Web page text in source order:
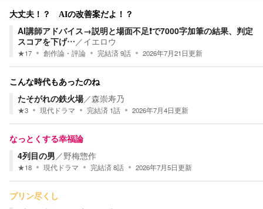
大丈夫！？ AIの改善案だよ！？
AI講師アドバイス→説明と場面不足❗️で7000字加筆の結果、判定
スコアを下げ… ／イエロウ
★17 創作論・評論 完結済9話 2026年7月21日更新
こんな時代もあったのね
たそがれの鉄火場／森崇寿乃
★3 現代ドラマ 完結済 1話 2026年7月4日更新
なっとくする幸福論
4列目の男 ／野梅惣作
★18 現代ドラマ 完結済8話 2026年7月5日更新
プリン尽くし